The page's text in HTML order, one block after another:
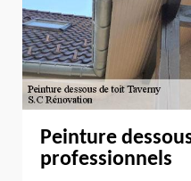
Peinture
professionnels